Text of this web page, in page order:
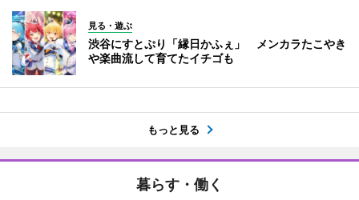
見る・遊ぶ
渋谷にすとぷり「縁日かふぇ」 メンカラたこやき
や楽曲流して育てたイチゴも
もっと見る
暮らす・働く